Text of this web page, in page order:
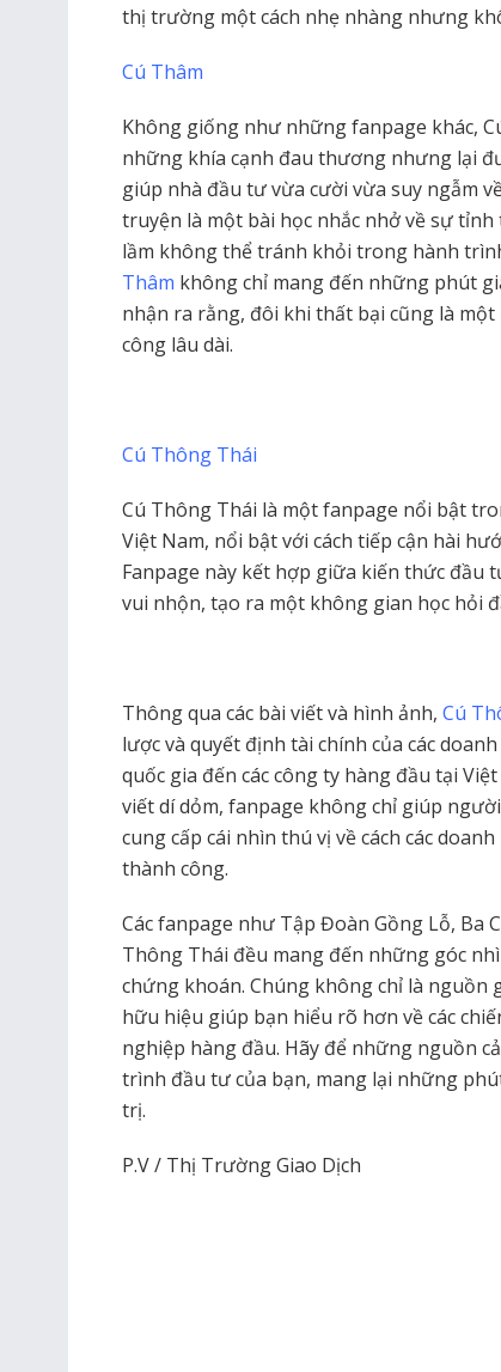
thị trường một cách nhẹ nhàng nhưng
Cú Thâm
Không giống như những fanpage khác,
những khía cạnh đau thương nhưng lại
giúp nhà đầu tư vừa cười vừa suy ngẫm
truyện là một bài học nhắc nhở về sự
lầm không thể tránh khỏi trong hành
Thâm không chỉ mang đến những phút
nhận ra rằng, đôi khi thất bại cũng là
công lâu dài.
Cú Thông Thái
Cú Thông Thái là một fanpage nổi bật
Việt Nam, nổi bật với cách tiếp cận hài
Fanpage này kết hợp giữa kiến thức đầu
vui nhộn, tạo ra một không gian học hỏi
Thông qua các bài viết và hình ảnh, Cú
lược và quyết định tài chính của các
quốc gia đến các công ty hàng đầu tại
viết dí dỏm, fanpage không chỉ giúp
cung cấp cái nhìn thú vị về cách các
thành công.
Các fanpage như Tập Đoàn Gồng Lỗ, Ba
Thông Thái đều mang đến những góc
chứng khoán. Chúng không chỉ là nguồn
hữu hiệu giúp bạn hiểu rõ hơn về các
nghiệp hàng đầu. Hãy để những nguồn
trình đầu tư của bạn, mang lại những
trị.
P.V / Thị Trường Giao Dịch